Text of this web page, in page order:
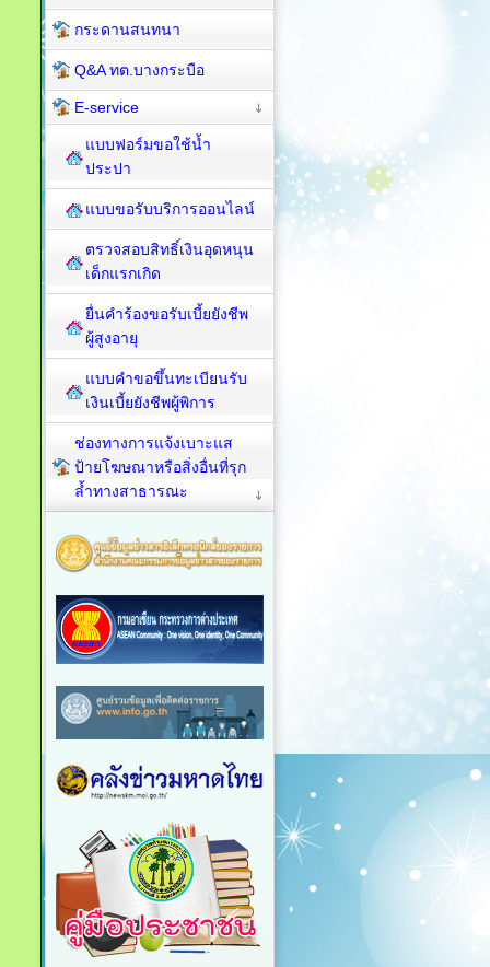
กระดานสนทนา
Q&A ทต.บางกระบือ
E-service
แบบฟอร์มขอใช้น้ำ
ประปา
แบบขอรับบริการออนไลน์
ตรวจสอบสิทธิ์เงินอุดหนุน
เด็กแรกเกิด
ยื่นคำร้องขอรับเบี้ยยังชีพ
ผู้สูงอายุ
แบบคำขอขึ้นทะเบียนรับ
เงินเบี้ยยังชีพผู้พิการ
ช่องทางการแจ้งเบาะแส
ป้ายโฆษณาหรือสิ่งอื่นที่รุก
ล้ำทางสาธารณะ